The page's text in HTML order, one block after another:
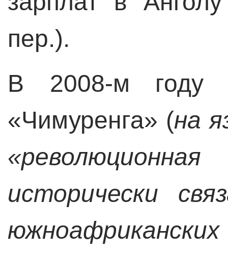
пер.).
В 2008-м году
«Чимуренга» (на
исторически